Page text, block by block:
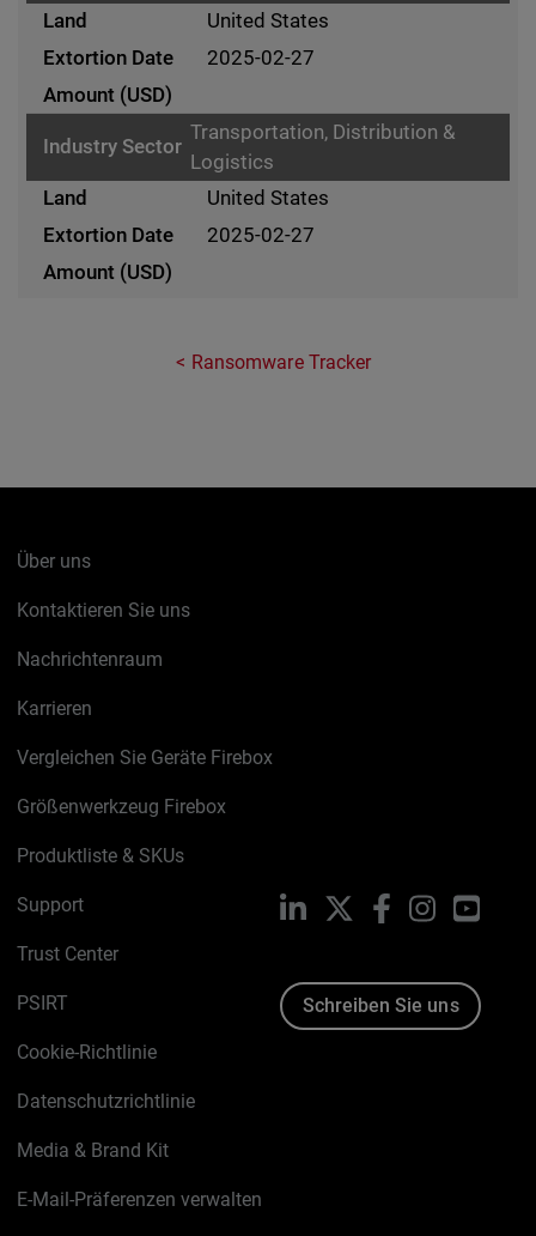
United States
2025-02-27
Transportation, Distribution &
Logistics
United States
2025-02-27
Ransomware Tracker
Über uns
Kontaktieren Sie uns
Nachrichtenraum
Karrieren
Vergleichen Sie Geräte Firebox
Größenwerkzeug Firebox
Produktliste & SKUs
Support
Trust Center
PSIRT
Cookie-Richtlinie
Datenschutzrichtlinie
Media & Brand Kit
E-Mail-Präferenzen verwalten
LinkedIn FacebookInstagram
Schreiben Sie uns